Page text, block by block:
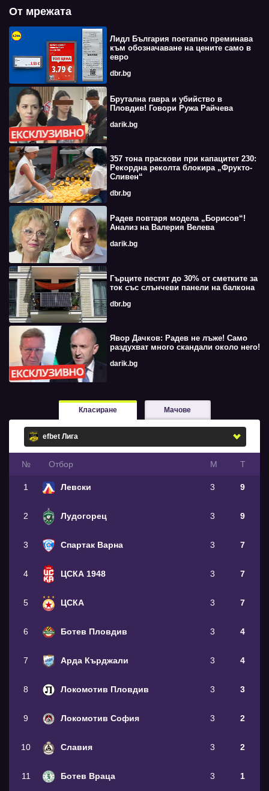
От мрежата
Лидл България поетапно преминава
към обозначаване на цените само в
евро
dbr.bg
Брутална гавра и убийство в
Пловдив! Говори Ружа Райчева
darik.bg
357 тона праскови при капацитет 230:
Рекордна реколта блокира „Фрукто-
Сливен“
dbr.bg
Радев повтаря модела „Борисов“!
Анализ на Валерия Велева
darik.bg
Гърците пестят до 30% от сметките за
ток със слънчеви панели на балкона
dbr.bg
Явор Дачков: Радев не лъже! Само
раздухват много скандали около него!
darik.bg
Класиране Мачове
№ Oтбор М Т
1 Левски 3 9
2 Лудогорец 3 9
3 Спартак Варна 3 7
4 ЦСКА 1948 3 7
5 ЦСКА 3 7
6 Ботев Пловдив 3 4
7 Арда Кърджали 3 4
8 Локомотив Пловдив 3 3
9 Локомотив София 3 2
10 Славия 3 2
11 Ботев Враца 3 1